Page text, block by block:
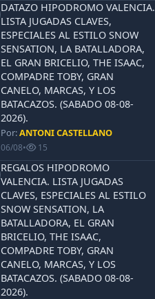
DATAZO HIPODROMO VALENCIA.
LISTA JUGADAS CLAVES,
ESPECIALES AL ESTILO SNOW
SENSATION, LA BATALLADORA,
EL GRAN BRICELIO, THE ISAAC,
COMPADRE TOBY, GRAN
CANELO, MARCAS, Y LOS
BATACAZOS. (SABADO 08-08-
2026).
Por:ANTONI CASTELLANO
06/08• 15
REGALOS HIPODROMO
VALENCIA. LISTA JUGADAS
CLAVES, ESPECIALES AL ESTILO
SNOW SENSATION, LA
BATALLADORA, EL GRAN
BRICELIO, THE ISAAC,
COMPADRE TOBY, GRAN
CANELO, MARCAS, Y LOS
BATACAZOS. (SABADO 08-08-
2026).